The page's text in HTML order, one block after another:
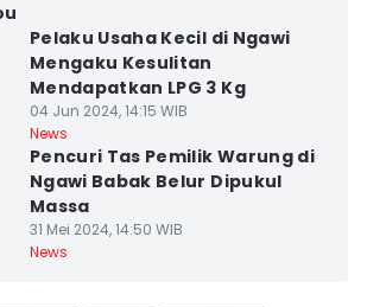
Pelaku Usaha Kecil di Ngawi
Mengaku Kesulitan
Mendapatkan LPG 3 Kg
04 Jun 2024, 14:15 WIB
News
Pencuri Tas Pemilik Warung di
Ngawi Babak Belur Dipukul
Massa
31 Mei 2024, 14:50 WIB
News